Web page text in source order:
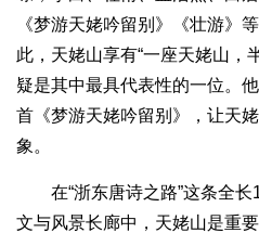
《梦游天姥吟留别》《壮游》
此，天姥山享有“一座天姥山，
疑是其中最具代表性的一位。
首《梦游天姥吟留别》，让天
象。
在“浙东唐诗之路”这条全长
文与风景长廊中，天姥山是重